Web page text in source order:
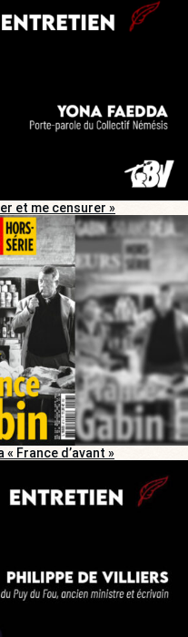
et me censurer »
« France d’avant »